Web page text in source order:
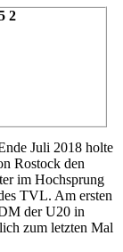
Juli 2018 holte
Rostock den
im Hochsprung
TVL. Am ersten
der U20 in
zum letzten Mal